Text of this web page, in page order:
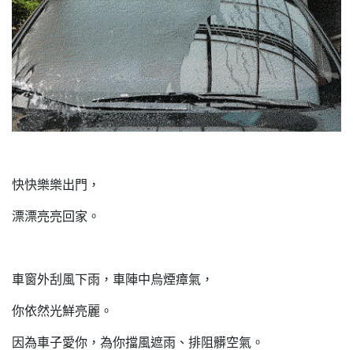
快快樂樂出門，
漂漂亮亮回家。
車窗外刮風下雨，車陣中烏煙瘴氣，
你依然光鮮亮麗。
因為車子愛你，為你擋風遮雨、排阻髒空氣。